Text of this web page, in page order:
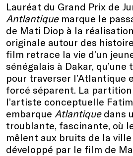
Lauréat du Grand Prix de
Antlantique marque le
de Mati Diop à la
originale autour des
film retrace la vie d’un
sénégalais à Dakar,
pour traverser l’Atlantique
forcé séparent. La
l’artiste conceptuelle
embarque Atlantique dans
troublante, fascinante, où
mêlent aux bruits de la
développé par le film de